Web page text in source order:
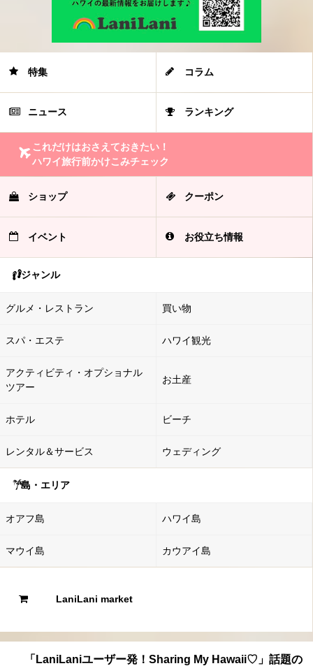
特集 コラム
ニュース ランキング
これだけはおさえておきたい！
ハワイ旅行前かけこみチェック
ショップ クーポン
イベント お役立ち情報
ジャンル
グルメ・レストラン 買い物
スパ・エステ ハワイ観光
アクティビティ・オプショナル
ツアー
お土産
ホテル ビーチ
レンタル＆サービス ウェディング
島・エリア
オアフ島 ハワイ島
マウイ島 カウアイ島
LaniLani market
「LaniLaniユーザー発！Sharing My Hawaii♡」話題の